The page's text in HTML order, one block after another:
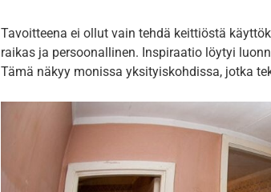
Tavoitteena ei ollut vain tehdä keittiöstä
raikas ja persoonallinen. Inspiraatio löytyi
Tämä näkyy monissa yksityiskohdissa, jotka